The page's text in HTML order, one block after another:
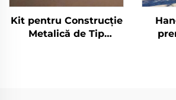
Kit pentru Construcție
Metalică de Tip